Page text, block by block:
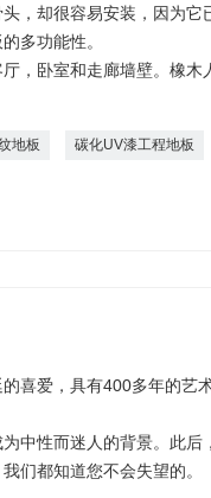
，却很容易安装，因为它
多功能性。
，卧室和走廊墙壁。橡木
地板 碳化UV漆工程地板
喜爱，具有400多年的艺
中性而迷人的背景。此后
们都知道您不会失望的。